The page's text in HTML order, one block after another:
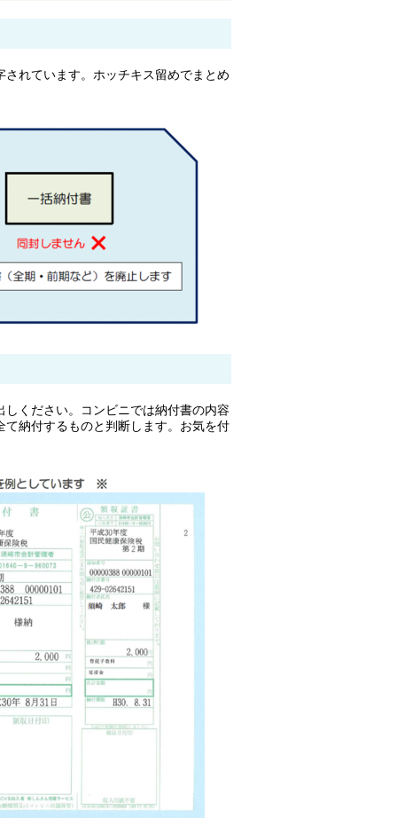
れています。ホッチキス留めでまとめ
ください。コンビニでは納付書の内容
納付するものと判断します。お気を付